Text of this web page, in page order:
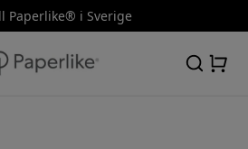
Paperlike® i Sverige